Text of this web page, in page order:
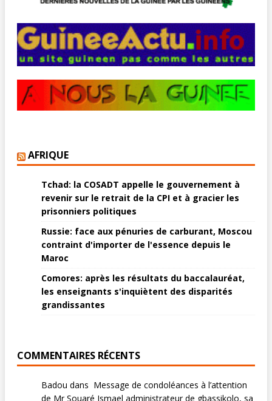
AFRIQUE
Tchad: la COSADT appelle le gouvernement à
revenir sur le retrait de la CPI et à gracier les
prisonniers politiques
Russie: face aux pénuries de carburant, Moscou
contraint d'importer de l'essence depuis le
Maroc
Comores: après les résultats du baccalauréat,
les enseignants s'inquiètent des disparités
grandissantes
COMMENTAIRES RÉCENTS
Badou dans Message de condoléances à l’attention
de Mr Souaré Ismael administrateur de gbassikolo, sa